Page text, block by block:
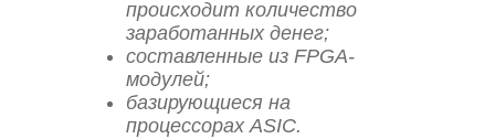
происходит количество
заработанных денег;
составленные из FPGA-
модулей;
базирующиеся на
процессорах ASIC.